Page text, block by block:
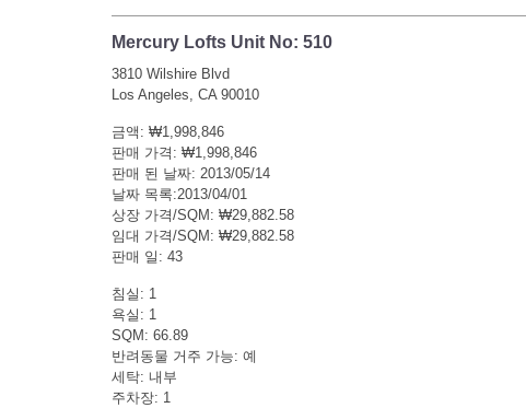
Mercury Lofts Unit No: 510
3810 Wilshire Blvd
Los Angeles, CA 90010
금액: ₩1,998,846
판매 가격: ₩1,998,846
판매 된 날짜: 2013/05/14
날짜 목록:2013/04/01
상장 가격/SQM: ₩29,882.58
임대 가격/SQM: ₩29,882.58
판매 일: 43
침실: 1
욕실: 1
SQM: 66.89
반려동물 거주 가능: 예
세탁: 내부
주차장: 1